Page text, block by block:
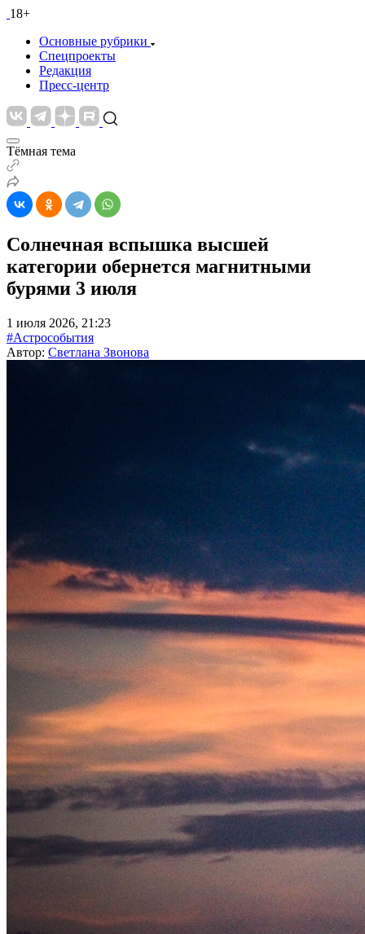
18+
Основные рубрики
Спецпроекты
Редакция
Пресс-центр
Тёмная тема
Солнечная вспышка высшей
категории обернется магнитными
бурями 3 июля
1 июля 2026, 21:23
#Астрособытия
Автор: Светлана Звонова